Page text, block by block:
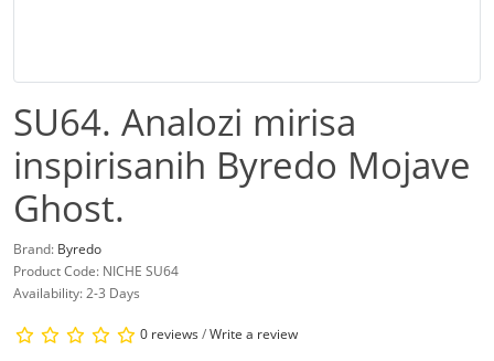
SU64. Analozi mirisa
inspirisanih Byredo Mojave
Ghost.
Brand: Byredo
Product Code: NICHE SU64
Availability: 2-3 Days
0 reviews /Write a review